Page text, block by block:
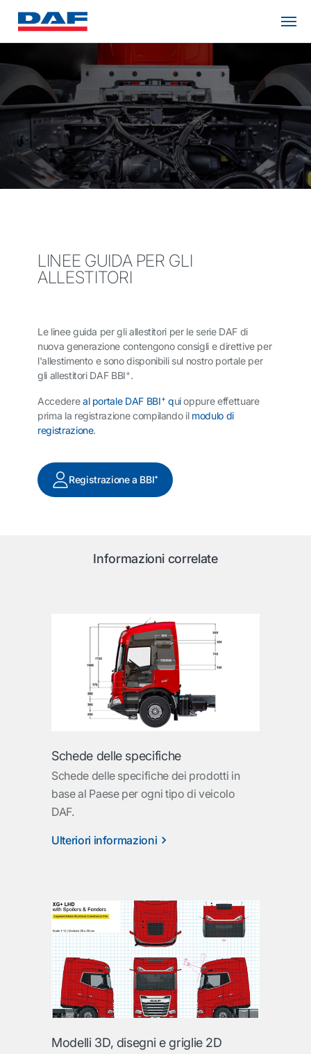
LINEE GUIDA PER GLI
ALLESTITORI
Le linee guida per gli allestitori per le serie DAF di
nuova generazione contengono consigli e direttive per
l'allestimento e sono disponibili sul nostro portale per
gli allestitori DAF BBI+.
Accedereal portale DAF BBI+ quioppure effettuare
prima la registrazione compilando il modulo di
registrazione.
Registrazione a BBI⁺
Informazioni correlate
Schede delle specifiche
Schede delle specifiche dei prodotti in
base al Paese per ogni tipo di veicolo
DAF.
Ulteriori informazioni
Modelli 3D, disegni e griglie 2D